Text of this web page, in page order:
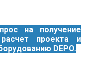
на получение
проекта и
DEPO.